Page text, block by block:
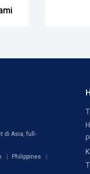
di Asia, full-
Philippines